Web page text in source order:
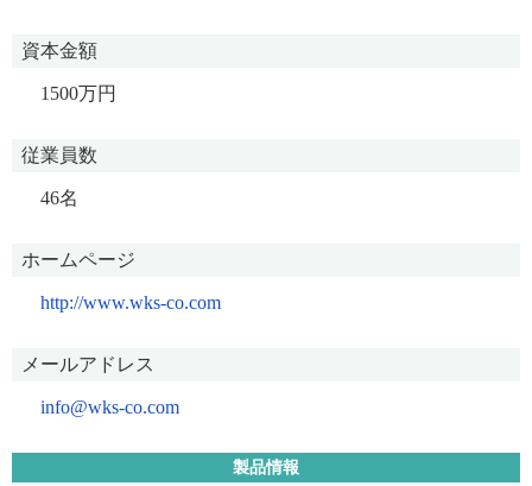
資本金額
1500万円
従業員数
46名
ホームページ
http://www.wks-co.com
メールアドレス
info@wks-co.com
製品情報